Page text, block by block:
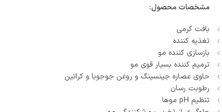
مشخصات محصول:
بافت کرمی
تغذیه کننده
بازسازی کننده مو
ترمیم کننده بسیار قوی مو
حاوی عصاره جینسینگ و روغن جوجوبا و کراتین
رطوبت رسان
تنظیم pH موها